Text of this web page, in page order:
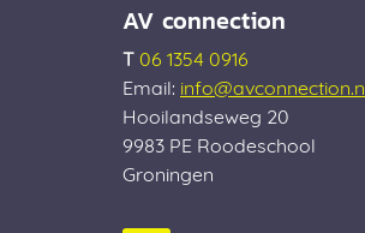
AV connection
T 06 1354 0916
Email: info@avconnection.nl
Hooilandseweg 20
9983 PE Roodeschool
Groningen